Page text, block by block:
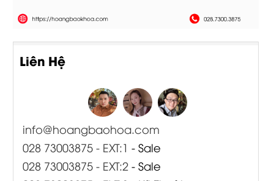
Liên Hệ
info@hoangbaohoa.com
028 73003875 - EXT:1 - Sale
028 73003875 - EXT:2- Sale